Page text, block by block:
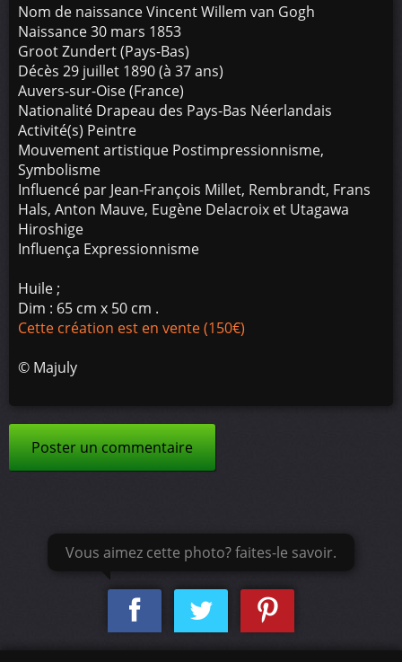
Nom de naissance Vincent Willem van Gogh
Naissance 30 mars 1853
Groot Zundert (Pays-Bas)
Décès 29 juillet 1890 (à 37 ans)
Auvers-sur-Oise (France)
Nationalité Drapeau des Pays-Bas Néerlandais
Activité(s) Peintre
Mouvement artistique Postimpressionnisme,
Symbolisme
Influencé par Jean-François Millet, Rembrandt, Frans
Hals, Anton Mauve, Eugène Delacroix et Utagawa
Hiroshige
Influença Expressionnisme
Huile ;
Dim : 65 cm x 50 cm .
Cette création est en vente (150€)
© Majuly
Poster un commentaire
Vous aimez cette photo? faites-le savoir.